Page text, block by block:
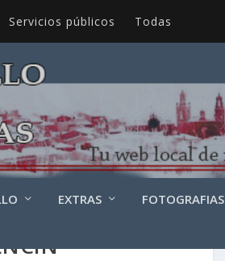
Servicios públicos Todas
EXTRAS FOTOGRAFIAS